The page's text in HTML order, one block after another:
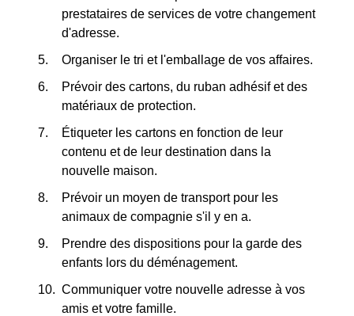
prestataires de services de votre changement
d'adresse.
Organiser le tri et l'emballage de vos affaires.
Prévoir des cartons, du ruban adhésif et des
matériaux de protection.
Étiqueter les cartons en fonction de leur
contenu et de leur destination dans la
nouvelle maison.
Prévoir un moyen de transport pour les
animaux de compagnie s'il y en a.
Prendre des dispositions pour la garde des
enfants lors du déménagement.
Communiquer votre nouvelle adresse à vos
amis et votre famille.